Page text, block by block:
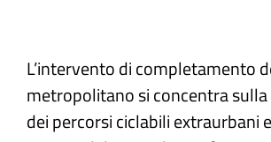
Atti e Docunenti
L’intervento di completamento
metropolitano si concentra
dei percorsi ciclabili extraurbani